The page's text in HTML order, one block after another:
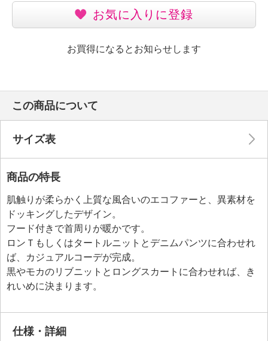
お気に入りに登録
お買得になるとお知らせします
この商品について
サイズ表
商品の特長
肌触りが柔らかく上質な風合いのエコファーと、異素材を
ドッキングしたデザイン。
フード付きで首周りが暖かです。
ロンＴもしくはタートルニットとデニムパンツに合わせれ
ば、カジュアルコーデが完成。
黒やモカのリブニットとロングスカートに合わせれば、き
れいめに決まります。
仕様・詳細